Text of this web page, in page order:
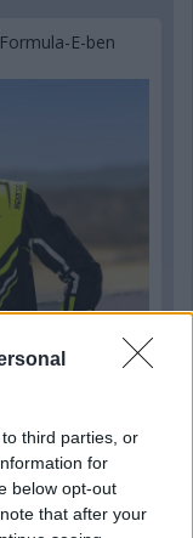
third parties, or
for
below opt-out
that after your
E-ben
az Aston